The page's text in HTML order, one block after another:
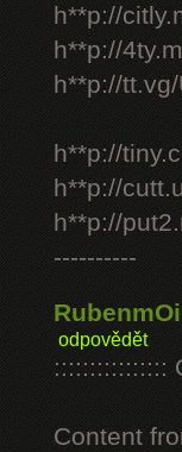
h**p://
h**p://
h**p://
h**p://
h**p://
h**p://
----------
odpovědět
::::::::::::::::
Content